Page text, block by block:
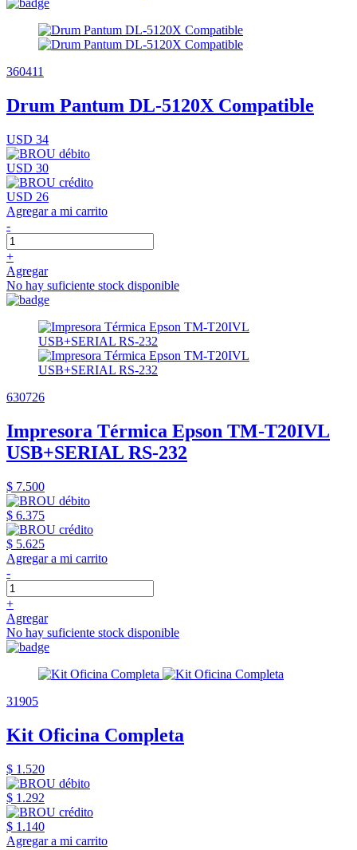
360411
Drum Pantum DL-5120X Compatible
USD 34
USD 30
USD 26
Agregar a mi carrito
-
+
Agregar
No hay suficiente stock disponible
630726
Impresora Térmica Epson TM-T20IVL
USB+SERIAL RS-232
$ 7.500
$ 6.375
$ 5.625
Agregar a mi carrito
-
+
Agregar
No hay suficiente stock disponible
31905
Kit Oficina Completa
$ 1.520
$ 1.292
$ 1.140
Agregar a mi carrito